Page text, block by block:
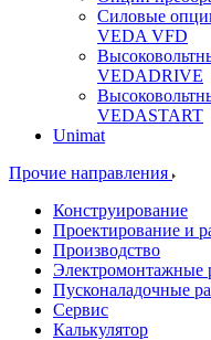
Силовые
VEDA VFD
VEDADRIVE
VEDASTART
Unimat
Прочие направления
Конструирование
Проектирование и
Производство
Электромонтажные
Пусконаладочные
Сервис
Калькулятор